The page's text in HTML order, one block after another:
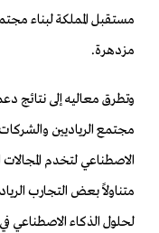
مستقبل المملكة لبناء
مزدهرة.
وتطرق معاليه إلى نتائج
مجتمع الرياديين
الاصطناعي لتخدم
متناولاً بعض التجارب
لحلول الذكاء الاصطناعي